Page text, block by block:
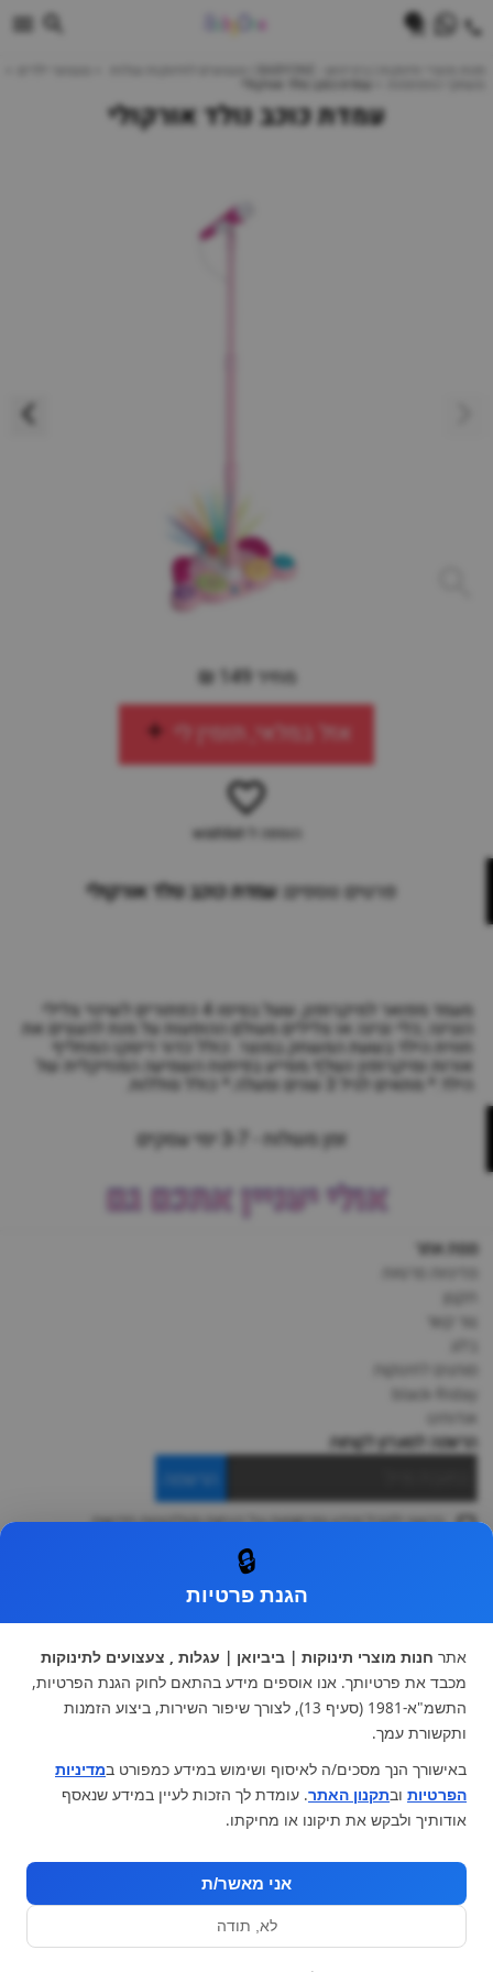
עמדת כוכב נולד אורקולי
מחיר 149 ₪
אזל במלאי, תזמין לי
הוספה ל-wishlist
פרטים נוספים:עמדת כוכב נולד אורקולי
מעמד מפואר למיקרופון, שעל בסיסו 4 כפתורים לשינוי צלילי
הנגינה ;כלי נגינה או צלילים מעולם ההופעות על מנת להעצים את
חווית הילד בשעת המשחק במוצר. כולל כדור דיסקו המחליף
אורות ומיקרופון נשלף.מסייע בפיתוח השמיעה המוזיקלית של
הילד.* מתאים לגיל 3 שנים ומעלה.* כולל סוללות.
זמן משלוח - 3-7 ימי עסקים
אולי יעניין אתכם גם
מפת אתר
צור קשר
מותגים לתינוקות
black-friday
אודותינו
הרשמה למועדון לקוחות
הרשמה
ברצוני לקבל מידע ופרסומות על הנחות וקולקציות חדשות
עגלות וטיולונים
כיסא בטיחות ואביזרים
ריהוט לתינוקות
מצעים למיטת תינוק וטקסטיל
צעצועי ילדים
על גלגלים
הנקה והאכלה
מוצרי אמבטיה
מוזמנים לבקר אותנו:
🔒
הגנת פרטיות
אתר חנות מוצרי תינוקות | ביביואן | עגלות , צעצועים לתינוקות
מכבד את פרטיותך. אנו אוספים מידע בהתאם לחוק הגנת הפרטיות,
התשמ"א-1981 (סעיף 13), לצורך שיפור השירות, ביצוע הזמנות
ותקשורת עמך.
באישורך הנך מסכים/ה לאיסוף ושימוש במידע כמפורט במדיניות
הפרטיות ובתקנון האתר. עומדת לך הזכות לעיין במידע שנאסף
אודותיך ולבקש את תיקונו או מחיקתו.
אני מאשר/ת
לא, תודה